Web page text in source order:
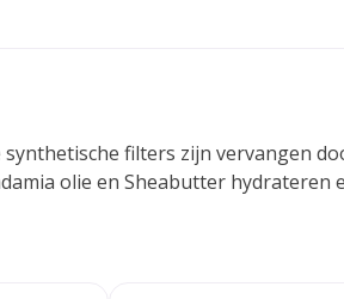
filters zijn vervangen
olie en Sheabutter hydrateren